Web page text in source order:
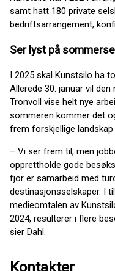
samt hatt 180 private
bedriftsarrangement,
Ser lyst på
I 2025 skal Kunstsilo ha
Allerede 30. januar vil
Tronvoll vise helt nye
sommeren kommer det
frem forskjellige
– Vi ser frem til, men
opprettholde gode
fjor er samarbeid med
destinasjonsselskaper. I
medieomtalen av
2024, resulterer i flere
sier Dahl.
Kontakter